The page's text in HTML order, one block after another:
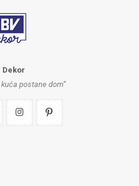
Dekor
postane dom”